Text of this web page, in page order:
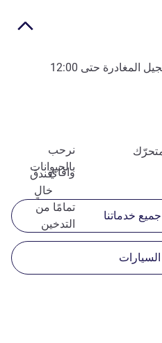
المغادرة حتى 12:00
نرحب
بالحيوانات
وافايفندق
خالٍ
تمامًا من
التدخين
خدماتنا